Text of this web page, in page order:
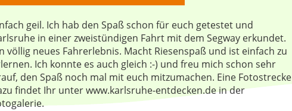
geil. Ich hab den Spaß schon für euch getestet und
in einer zweistündigen Fahrt mit dem Segway erkundet.
völlig neues Fahrerlebnis. Macht Riesenspaß und ist einfach zu
Ich konnte es auch gleich :-) und freu mich schon sehr
den Spaß noch mal mit euch mitzumachen. Eine Fotostrecke
findet Ihr unter www.karlsruhe-entdecken.de in der